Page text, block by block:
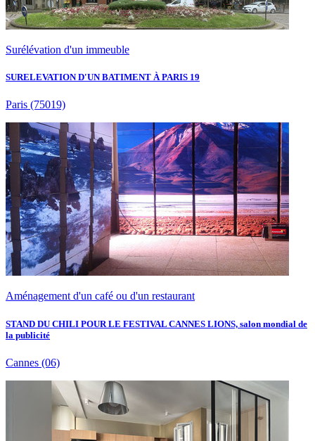
Surélévation d'un immeuble
SURELEVATION D'UN BATIMENT À PARIS 19
Paris (75019)
Aménagement d'un café ou d'un restaurant
STAND DU CHILI POUR LE FESTIVAL CANNES LIONS, salon mondial de
la publicité
Cannes (06)